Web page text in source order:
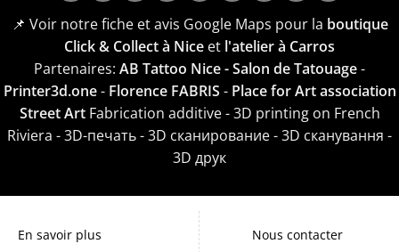
📌 Voir notre fiche et avis Google Maps pour la boutique
Click & Collect à Nice et l'atelier à Carros
Partenaires: AB Tattoo Nice - Salon de Tatouage-
Printer3d.one- Florence FABRIS - Place for Art association
Street ArtFabrication additive - 3D printing on French
Riviera - 3D-печать - 3D сканирование - 3D сканування -
3D друк
En savoir plus
Nous contacter